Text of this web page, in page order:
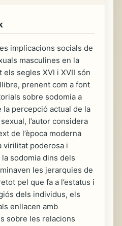
implicacions socials de
masculines en la
els segles XVI i XVII són
prenent com a font
sobre sodomia a
la percepció actual de la
l’autor considera
de l’època moderna
virilitat poderosa i
sodomia dins dels
les jerarquies de
pel que fa a l’estatus i
dels individus, els
enllacen amb
sobre les relacions